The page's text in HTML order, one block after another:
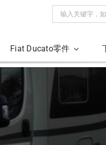
搜
Fiat Ducato零件